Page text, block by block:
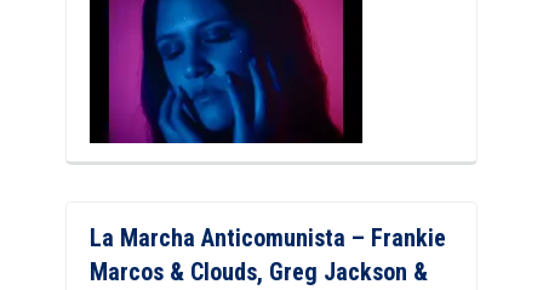
La Marcha Anticomunista – Frankie
Marcos & Clouds, Greg Jackson &